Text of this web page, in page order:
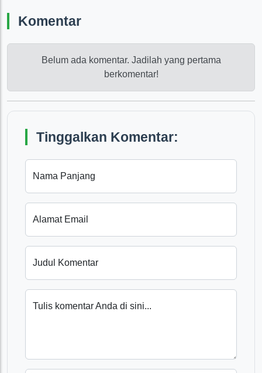
Komentar
Belum ada komentar. Jadilah yang pertama
berkomentar!
Tinggalkan Komentar:
Nama Panjang
Alamat Email
Judul Komentar
Tulis komentar Anda di sini...